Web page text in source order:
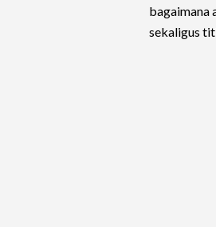
bagaimana
sekaligus